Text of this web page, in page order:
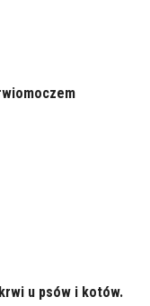
u psów i kotów.